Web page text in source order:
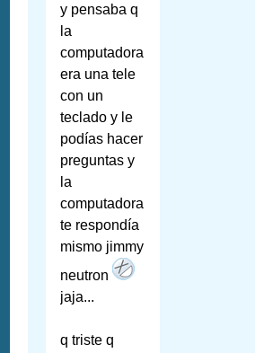
y pensaba q
la
computadora
era una tele
con un
teclado y le
podías hacer
preguntas y
la
computadora
te respondía
mismo jimmy
neutron
jaja...
q triste q